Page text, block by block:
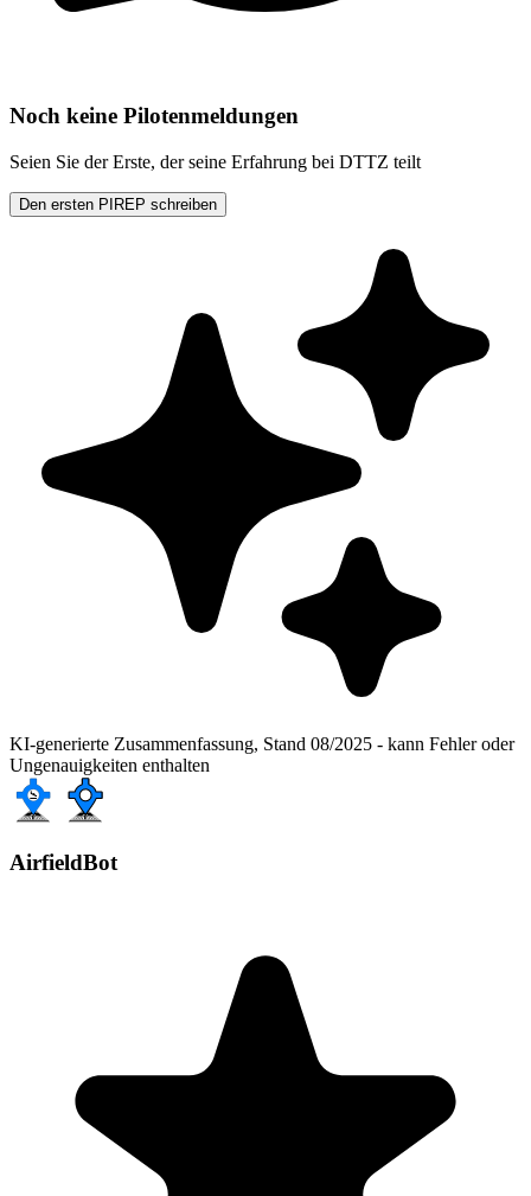
Noch keine Pilotenmeldungen
Seien Sie der Erste, der seine Erfahrung bei DTTZ teilt
Den ersten PIREP schreiben
KI-generierte Zusammenfassung, Stand 08/2025 - kann Fehler oder
Ungenauigkeiten enthalten
AirfieldBot